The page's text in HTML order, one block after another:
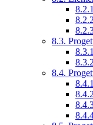
8.3.
8.4.